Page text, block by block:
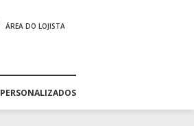
ÁREA DO LOJISTA
PERSONALIZADOS